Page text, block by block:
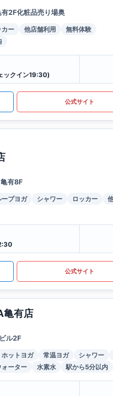
2F化粧品売り場奥
カー 他店舗利用
無料体験
ックイン19:30)
公式サイト
有8F
ープヨガ シャワー ロッカー
公式サイト
亀有店
ル2F
ホットヨガ 常温ヨガ シャワー
ォーター 水素水 駅から5分以内